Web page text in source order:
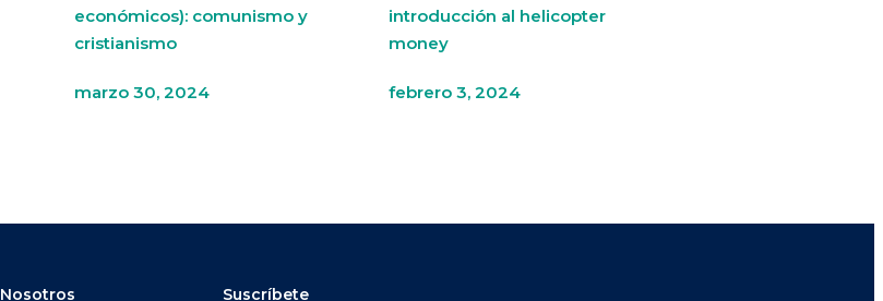
económicos): comunismo y
cristianismo
marzo 30, 2024
introducción al helicopter
money
febrero 3, 2024
Nosotros Suscríbete